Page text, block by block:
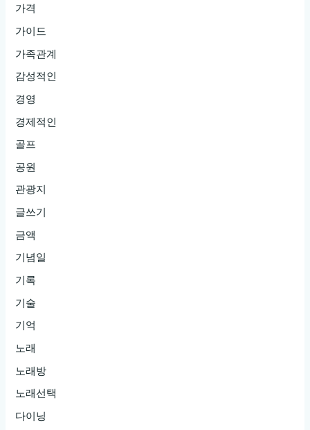
강
남
리
티
드
10.
강
셔
리
원
하
낌
에
맞
는
이
가격
가이드
가족관계
감성적인
경영
경제적인
골프
공원
관광지
글쓰기
금액
기념일
기록
기술
기억
노래
노래방
노래선택
다이닝